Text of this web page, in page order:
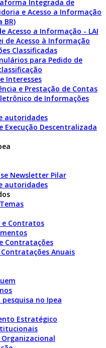
Integrada de
e Acesso a Informação
BR)
Acesso a Informação - LAI
de Acesso à Informação
Classificadas
para Pedido de
Interesses
e Prestação de Contas
de Informações
autoridades
Execução Descentralizada
Newsletter Pilar
autoridades
e Contratos
Contratações
Contratações Anuais
no Ipea
Estratégico